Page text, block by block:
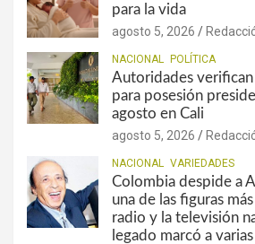
para la vida
agosto 5, 2026
NACIONAL POLÍTICA
Autoridades verifican
para posesión
agosto en Cali
agosto 5, 2026
NACIONAL VARIEDADES
Colombia despide a
una de las figuras
radio y la televisión
legado marcó a